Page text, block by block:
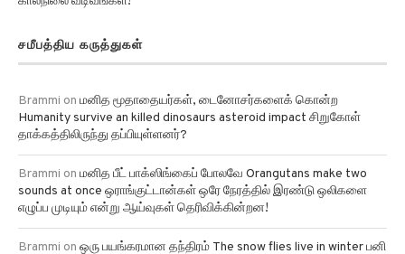
Humanity survive an killed dinosaurs asteroid impact சிறுகோள்
தாக்கத்திலிருந்து தப்பியுள்ளனர்?
Brammionமனித பீட் பாக்ஸிங்கைப் போலவே Orangutans make two
sounds at once ஒராங்குட்டான்கள் ஒரே நேரத்தில் இரண்டு ஒலிகளை
எழுப்ப முடியும் என்று ஆய்வுகள் தெரிவிக்கின்றன!
Brammionஒரு பயங்கரமான தந்திரம் The snow flies live in winter பனி
ஈக்கள் உறைபனியில் உயிர்வாழ உதவுகிறது.